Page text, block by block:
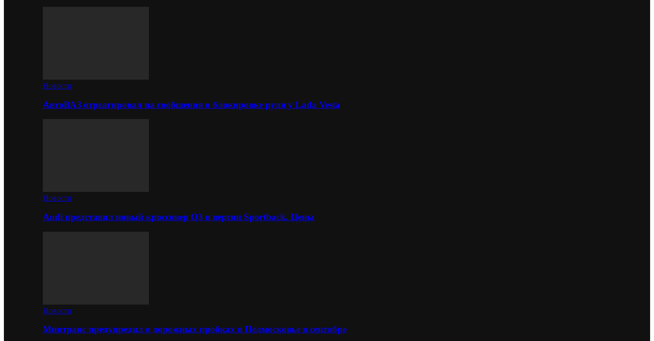
Новости
АвтоВАЗ отреагировал на сообщения о блокировке руля у Lada Vesta
Новости
Audi представил новый кроссовер Q3 в версии Sportback. Цены
Новости
Минтранс предупредил о дорожных пробках в Подмосковье в сентябре